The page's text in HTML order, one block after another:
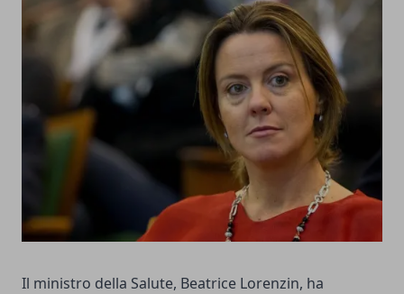
Il ministro della Salute, Beatrice Lorenzin, ha